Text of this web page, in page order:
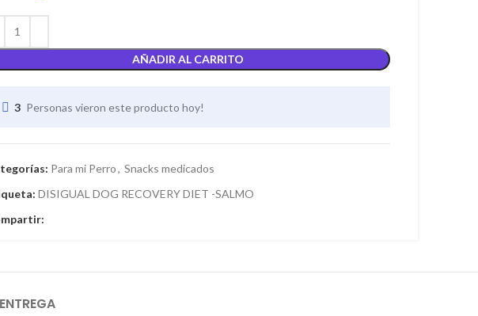
AÑADIR AL CARRITO
3 Personas vieron este producto hoy!
Para mi Perro, Snacks medicados
DISIGUAL DOG RECOVERY DIET -SALMO